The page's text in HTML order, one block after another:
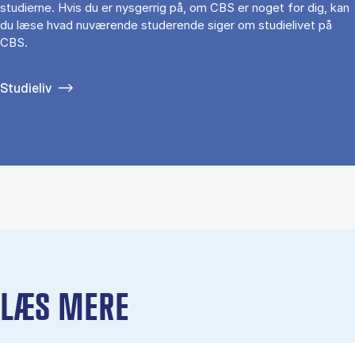
studierne. Hvis du er nysgerrig på, om CBS er noget for dig, kan
du læse hvad nuværende studerende siger om studielivet på
CBS.
Studieliv
LÆS MERE